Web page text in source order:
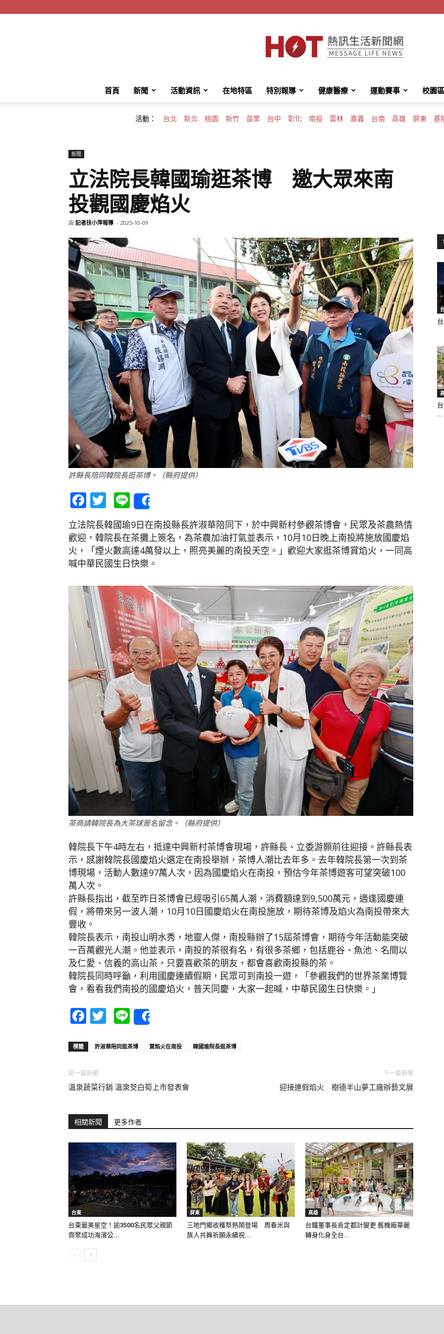
HotMessage
生
活
新
網
首頁 新聞 活動資訊 在地特區 特別報導 健康醫療 運動賽事 校園區
活動： 台北 新北 桃園 新竹 苗栗 台中 彰化 南投 雲林 嘉義 台南 高雄 屏東 基
新聞
立法院長韓國瑜逛茶博 邀大眾來南
投觀國慶焰火
由 記者扶小萍報導 - 2025-10-09
許縣長陪同韓院長逛茶博。（縣府提供）
Facebook
Twitter
Line
立法院長韓國瑜9日在南投縣長許淑華陪同下，於中興新村參觀茶博會，民眾及茶農熱情
歡迎，韓院長在茶攤上簽名，為茶農加油打氣並表示，10月10日晚上南投將施放國慶焰
火，「煙火數高達4萬發以上，照亮美麗的南投天空。」歡迎大家逛茶博賞焰火，一同高
喊中華民國生日快樂。
茶商請韓院長為大茶球簽名留念。（縣府提供）
韓院長下午4時左右，抵達中興新村茶博會現場，許縣長、立委游顥前往迎接。許縣長表
示，感謝韓院長國慶焰火選定在南投舉辦，茶博人潮比去年多。去年韓院長第一次到茶
博現場，活動人數達97萬人次，因為國慶焰火在南投，預估今年茶博遊客可望突破100
萬人次。
許縣長指出，截至昨日茶博會已經吸引65萬人潮，消費額達到9,500萬元，適逢國慶連
假，將帶來另一波人潮，10月10日國慶焰火在南投施放，期待茶博及焰火為南投帶來大
豐收。
韓院長表示，南投山明水秀，地靈人傑，南投縣辦了15屆茶博會，期待今年活動能突破
一百萬觀光人潮。他並表示，南投的茶很有名，有很多茶鄉，包括鹿谷、魚池、名間以
及仁愛、信義的高山茶，只要喜歡茶的朋友，都會喜歡南投縣的茶。
韓院長同時呼籲，利用國慶連續假期，民眾可到南投一遊，「參觀我們的世界茶業博覽
會，看看我們南投的國慶焰火，普天同慶，大家一起喊，中華民國生日快樂。」
Facebook
Twitter
Line
標籤 許淑華陪同逛茶博 賞焰火在南投 韓國瑜院長逛茶博
前一篇新聞
溫泉蔬菜行銷 溫泉茭白筍上市發表會
下一篇新聞
迎接連假焰火 樹德半山夢工廠辦藝文展
相關新聞 更多作者
台東
台東最美星空！逾3500名民眾父親節
齊聚成功海濱公...
屏東
三地門鄉收穫祭熱鬧登場 周春米與
族人共舞祈願永續祝...
高雄
台鐵董事長肯定都計變更 舊機廠華麗
轉身化身全台...
...